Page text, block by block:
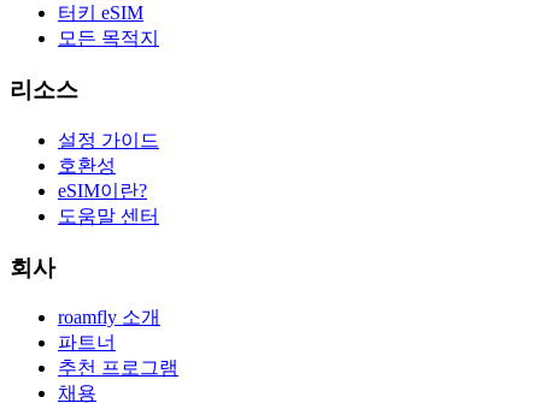
터키 eSIM
모든 목적지
리소스
설정 가이드
호환성
eSIM이란?
도움말 센터
회사
roamfly 소개
파트너
추천 프로그램
채용